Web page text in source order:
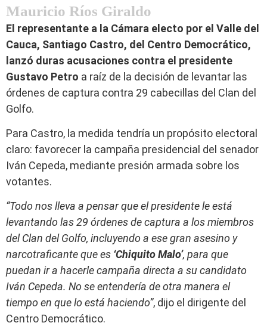
Mauricio Ríos Giraldo
El representante a la Cámara electo por el Valle del
Cauca, Santiago Castro, del Centro Democrático,
lanzó duras acusaciones contra el presidente
Gustavo Petro a raíz de la decisión de levantar las
órdenes de captura contra 29 cabecillas del Clan del
Golfo.
Para Castro, la medida tendría un propósito electoral
claro: favorecer la campaña presidencial del senador
Iván Cepeda, mediante presión armada sobre los
votantes.
“Todo nos lleva a pensar que el presidente le está
levantando las 29 órdenes de captura a los miembros
del Clan del Golfo, incluyendo a ese gran asesino y
narcotraficante que es ‘Chiquito Malo’, para que
puedan ir a hacerle campaña directa a su candidato
Iván Cepeda. No se entendería de otra manera el
tiempo en que lo está haciendo”, dijo el dirigente del
Centro Democrático.